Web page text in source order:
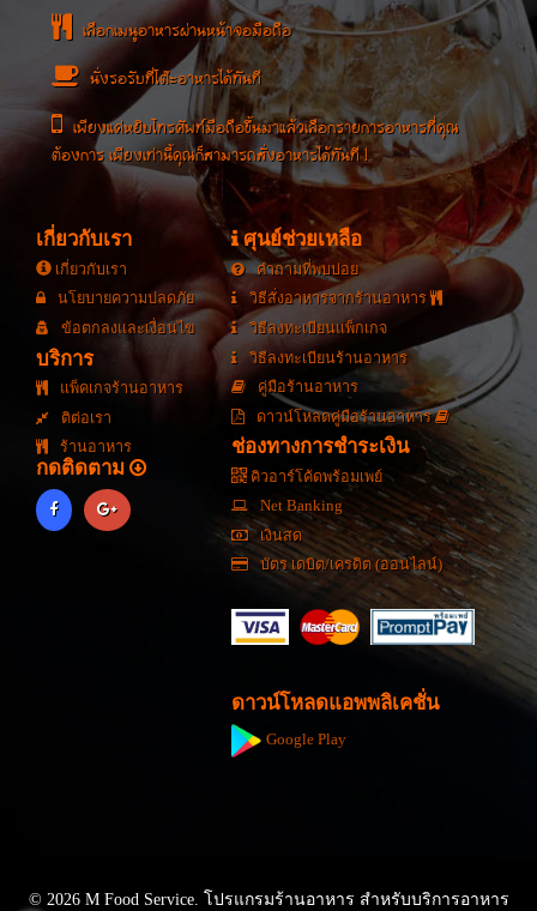
เลือกเมนูอาหารผ่านหน้าจอมือถือ
นั่งรอรับที่โต๊ะอาหารได้ทันที
เพียงแค่หยิบโทรศัพท์มือถือขึ้นมาแล้วเลือกรายการอาหารที่คุณ
ต้องการ เพียงเท่านี้คุณก็สามารถสั่งอาหารได้ทันที !
เกี่ยวกับเรา
เกี่ยวกับเรา
นโยบายความปลดภัย
ข้อตกลงและเงื่อนไข
บริการ
แพ็คเกจร้านอาหาร
ติต่อเรา
ร้านอาหาร
กดติดตาม
ศุนย์ช่วยเหลือ
คำถามที่พบบ่อย
วิธีสั่งอาหารจากร้านอาหาร
วิธีลงทะเบียนแพ็กเกจ
วิธีลงทะเบียนร้านอาหาร
คู่มือร้านอาหาร
ดาวน์โหลดคู่มือร้านอาหาร
ช่องทางการชำระเงิน
คิวอาร์โค้ดพร้อมเพย์
Net Banking
เงินสด
บัตร เดบิต/เครดิต (ออนไลน์)
ดาวน์โหลดแอพพลิเคชั่น
Google Play
© 2026 M Food Service. โปรแกรมร้านอาหาร สำหรับบริการอาหาร